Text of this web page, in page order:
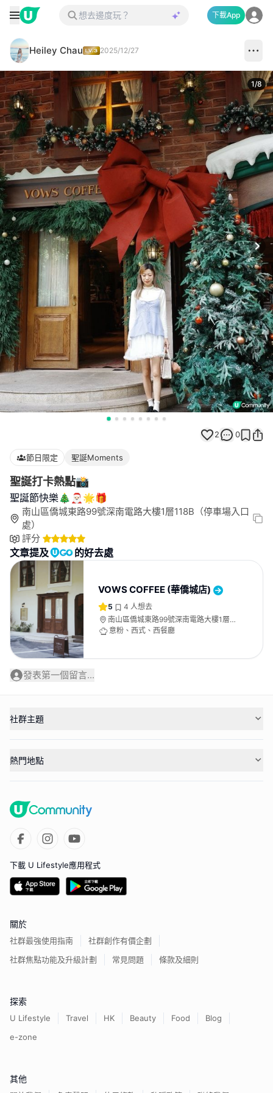
下載App
Heiley Chau 2025/12/27
1/8
2 0
節日限定 聖誕Moments
聖誕打卡熱點📸
聖誕節快樂🎄🎅🏻🌟🎁
南山區僑城東路99號深南電路大樓1層118B（停車場入口
處）
評分
文章提及 的好去處
VOWS COFFEE (華僑城店)
5 4 人想去
南山區僑城東路99號深南電路大樓1層
118B（停車場入口處）
意粉、西式、西餐廳
發表第一個留言...
社群主題
熱門地點
下載 U Lifestyle應用程式
關於
社群最強使用指南
社群創作有價企劃
社群焦點功能及升級計劃
常見問題 條款及細則
探索
U Lifestyle Travel HK Beauty Food
Blog
e-zone
其他